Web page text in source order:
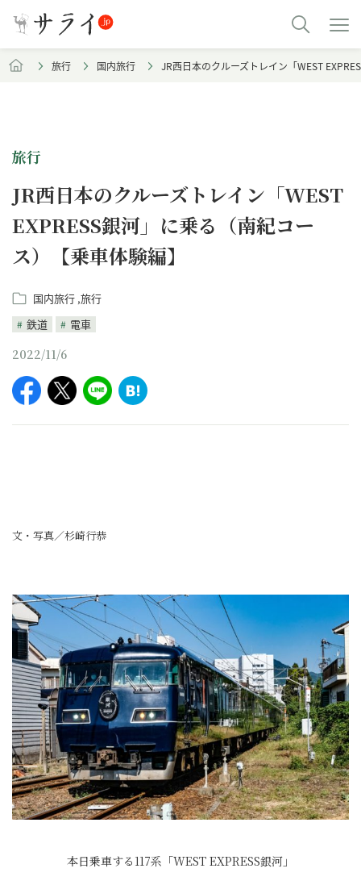
旅行 国内旅行 JR西日本のクルーズトレイン「WEST
旅行
JR西日本のクルーズトレイン「WEST
EXPRESS銀河」に乗る（南紀コー
ス）【乗車体験編】
国内旅行 旅行
鉄道
電車
2022/11/6
文・写真／杉崎行恭
本日乗車する117系「WEST EXPRESS銀河」